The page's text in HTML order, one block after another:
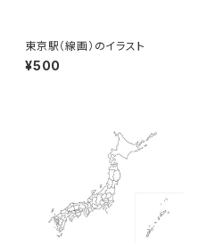
東京駅（線画）のイラスト
¥500